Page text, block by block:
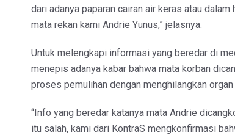
dari adanya paparan cairan air keras atau dalam
mata rekan kami Andrie Yunus,” jelasnya.
Untuk melengkapi informasi yang beredar di
menepis adanya kabar bahwa mata korban
proses pemulihan dengan menghilangkan organ
“Info yang beredar katanya mata Andrie
itu salah, kami dari KontraS mengkonfirmasi